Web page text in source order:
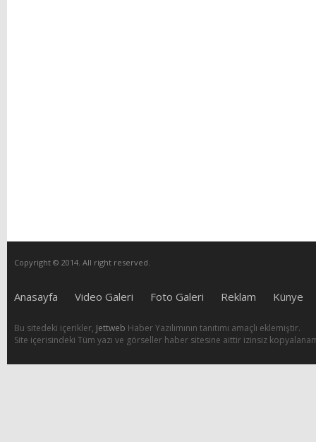
Copyright © 2014. All right reserved.
Anasayfa Video Galeri Foto Galeri Reklam Künye
Bu sitedeki içerikler, Jettweb Haber Yazılımının tanıtımı amaçlı eklemiştir.
Site içerisindeki Tüm yazı ve görseller haber sitesine aittir izinsiz